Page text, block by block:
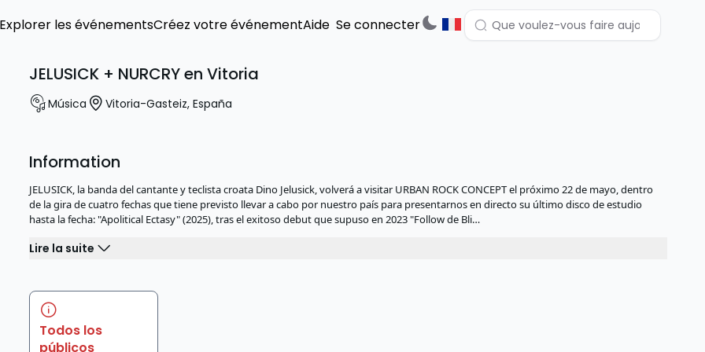
Explorer les événementsCréez votre événementAide Se connecter
JELUSICK + NURCRY en Vitoria
Música Vitoria-Gasteiz, España
Information
JELUSICK, la banda del cantante y teclista croata Dino Jelusick, volverá a visitar URBAN ROCK CONCEPT el próximo 22 de mayo, dentro
de la gira de cuatro fechas que tiene previsto llevar a cabo por nuestro país para presentarnos en directo su último disco de estudio
hasta la fecha: "Apolitical Ectasy" (2025), tras el exitoso debut que supuso en 2023 "Follow de Bli…
Lire la suite
Todos los
públicos